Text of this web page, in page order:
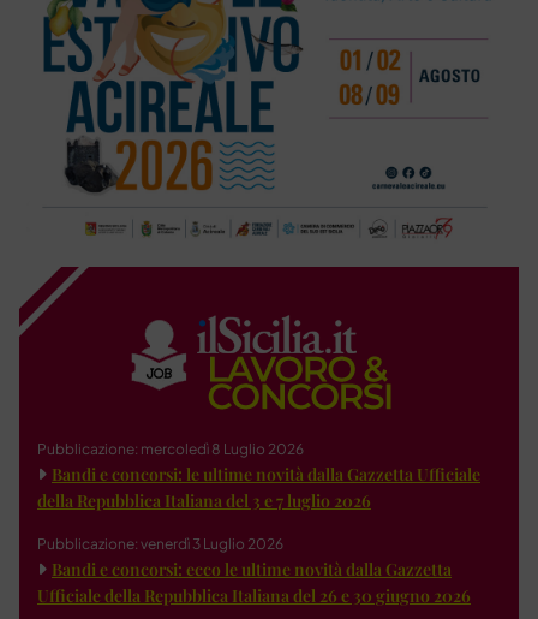
Pubblicazione: mercoledì 8 Luglio 2026
Bandi e concorsi: le ultime novità dalla Gazzetta Ufficiale
della Repubblica Italiana del 3 e 7 luglio 2026
Pubblicazione: venerdì 3 Luglio 2026
Bandi e concorsi: ecco le ultime novità dalla Gazzetta
Ufficiale della Repubblica Italiana del 26 e 30 giugno 2026